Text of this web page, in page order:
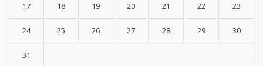
17 18 19 20 21 22 23
24 25 26 27 28 29 30
31